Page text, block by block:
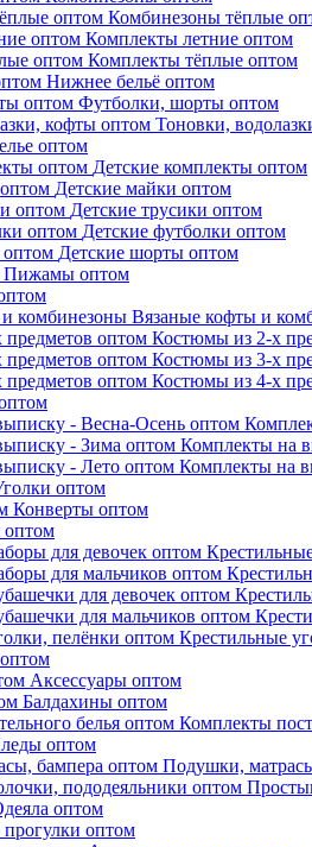
Комбинезоны тёплые
Комплекты летние оптом
Комплекты тёплые оптом
Нижнее бельё оптом
Футболки, шорты оптом
Тоновки,
оптом
Детские комплекты оптом
Детские майки оптом
Детские трусики оптом
Детские футболки оптом
Детские шорты оптом
Пижамы оптом
Вязаные кофты и
Костюмы из 2-х
Костюмы из 3-х
Костюмы из 4-х
Комплекты на
Комплекты на
оптом
Конверты оптом
оптом
Крестильные
Аксессуары оптом
Балдахины оптом
Комплекты
оптом
Подушки,
оптом
прогулки оптом